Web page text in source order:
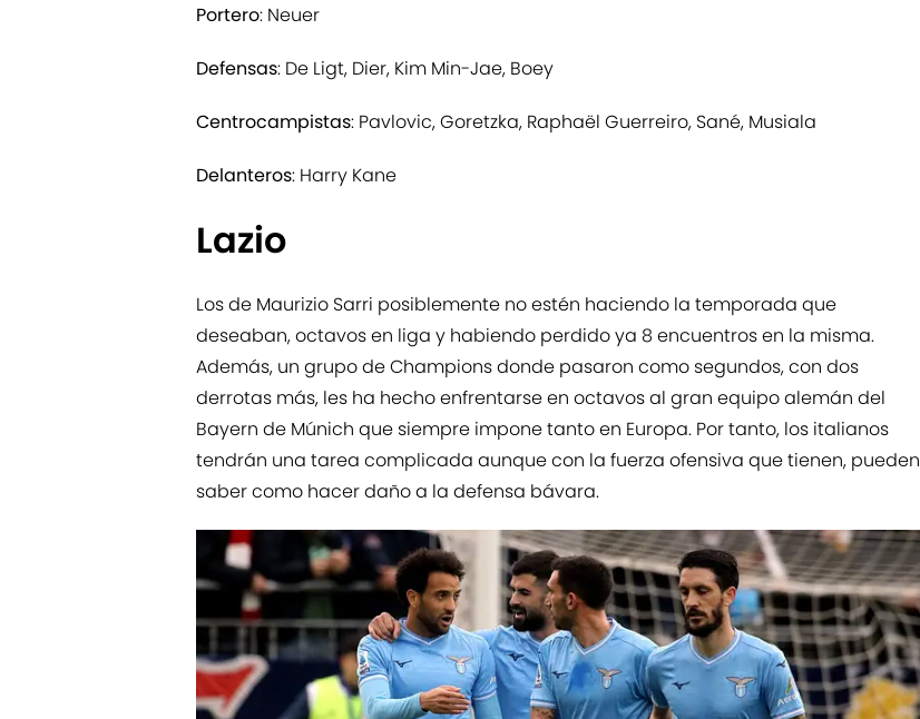
Portero: Neuer
Defensas: De Ligt, Dier, Kim Min-Jae, Boey
Centrocampistas: Pavlovic, Goretzka, Raphaël Guerreiro, Sané, Musiala
Delanteros: Harry Kane
Lazio
Los de Maurizio Sarri posiblemente no estén haciendo la temporada que
deseaban, octavos en liga y habiendo perdido ya 8 encuentros en la misma.
Además, un grupo de Champions donde pasaron como segundos, con dos
derrotas más, les ha hecho enfrentarse en octavos al gran equipo alemán del
Bayern de Múnich que siempre impone tanto en Europa. Por tanto, los italianos
tendrán una tarea complicada aunque con la fuerza ofensiva que tienen, pueden
saber como hacer daño a la defensa bávara.